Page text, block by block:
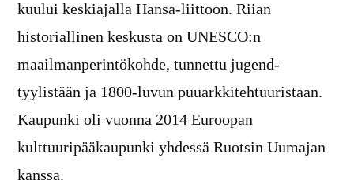
kuului keskiajalla Hansa-liittoon. Riian
historiallinen keskusta on UNESCO:n
maailmanperintökohde, tunnettu jugend-
tyylistään ja 1800-luvun puuarkkitehtuuristaan.
Kaupunki oli vuonna 2014 Euroopan
kulttuuripääkaupunki yhdessä Ruotsin Uumajan
kanssa.